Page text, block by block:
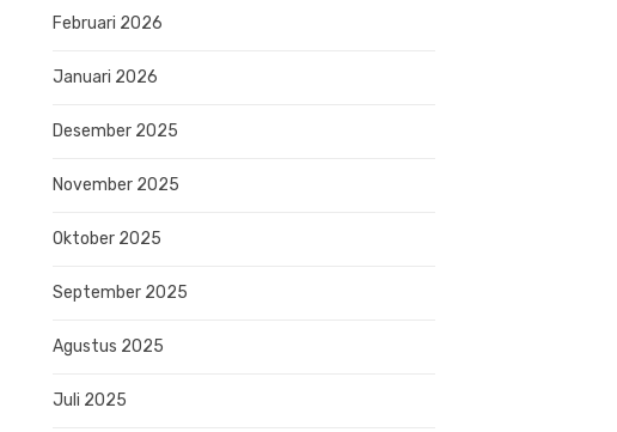
Februari 2026
Januari 2026
Desember 2025
November 2025
Oktober 2025
September 2025
Agustus 2025
Juli 2025